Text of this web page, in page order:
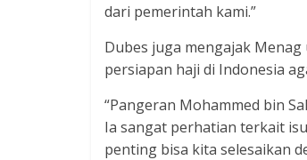
dari pemerintah kami.”
Dubes juga mengajak
persiapan haji di Indonesia
“Pangeran Mohammed bin
Ia sangat perhatian terkait
penting bisa kita selesaikan